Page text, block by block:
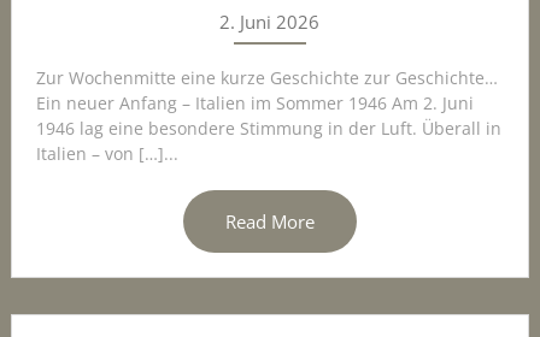
2. Juni 2026
Zur Wochenmitte eine kurze Geschichte zur Geschichte…
Ein neuer Anfang – Italien im Sommer 1946 Am 2. Juni
1946 lag eine besondere Stimmung in der Luft. Überall in
Italien – von […]...
Read More